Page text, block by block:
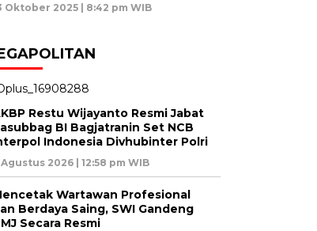
Oktober 2025 | 8:42 pm WIB
Restu Wijayanto Resmi Jabat
BI Bagjatranin Set NCB
Indonesia Divhubinter Polri
Agustus 2026 | 12:58 pm WIB
Wartawan Profesional
Berdaya Saing, SWI Gandeng
Secara Resmi